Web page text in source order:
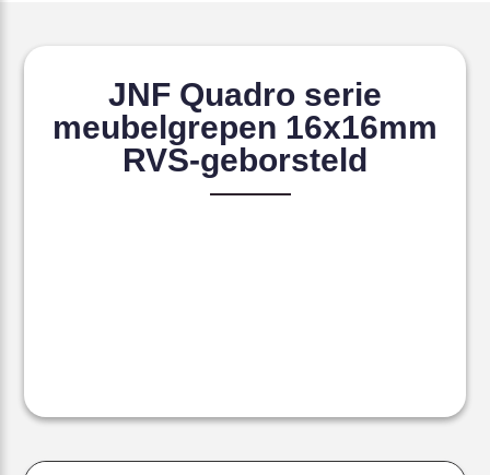
JNF Quadro serie
meubelgrepen 16x16mm
RVS-geborsteld